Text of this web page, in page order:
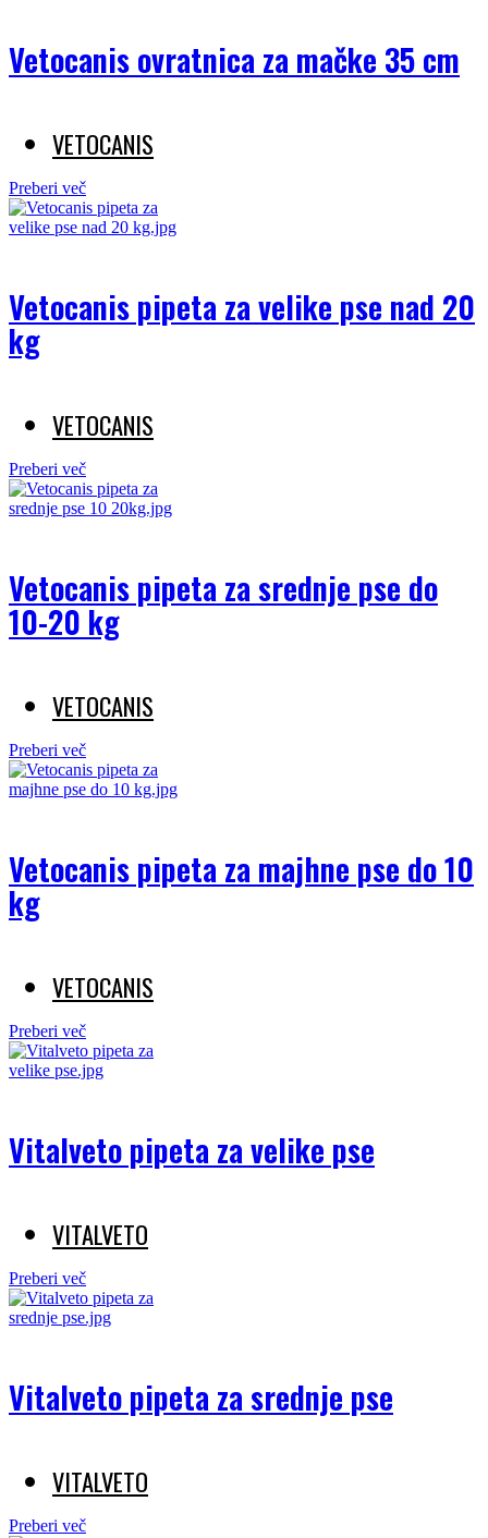
Vetocanis ovratnica za mačke 35 cm
VETOCANIS
Preberi več
Vetocanis pipeta za velike pse nad 20
kg
VETOCANIS
Preberi več
Vetocanis pipeta za srednje pse do
10-20 kg
VETOCANIS
Preberi več
Vetocanis pipeta za majhne pse do 10
kg
VETOCANIS
Preberi več
Vitalveto pipeta za velike pse
VITALVETO
Preberi več
Vitalveto pipeta za srednje pse
VITALVETO
Preberi več